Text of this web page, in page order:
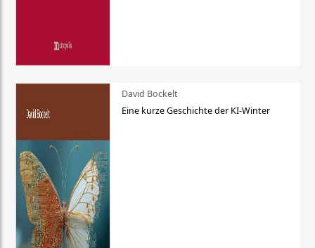
David Bockelt
Eine kurze Geschichte der KI-Winter